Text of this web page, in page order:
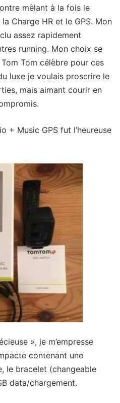
mêlant à la fois le
Charge HR et le GPS. Mon
assez rapidement
running. Mon choix se
Tom célèbre pour ces
luxe je voulais proscrire le
mais aimant courir en
+ Music GPS fut l’heureuse
», je m’empresse
contenant une
le bracelet (changeable
data/chargement.